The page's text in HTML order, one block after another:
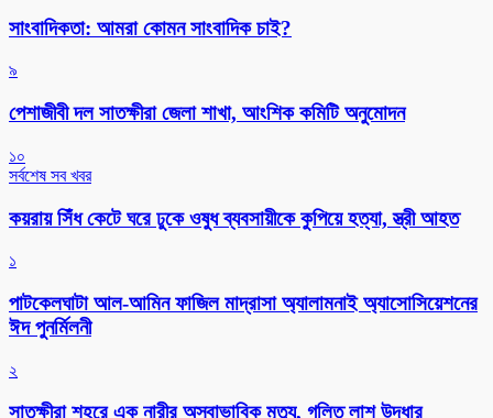
সাংবাদিকতা: আমরা কোমন সাংবাদিক চাই?
৯
পেশাজীবী দল সাতক্ষীরা জেলা শাখা, আংশিক কমিটি অনুমোদন
১০
সর্বশেষ সব খবর
কয়রায় সিঁধ কেটে ঘরে ঢুকে ওষুধ ব্যবসায়ীকে কুপিয়ে হত্যা, স্ত্রী আহত
১
পাটকেলঘাটা আল-আমিন ফাজিল মাদ্রাসা অ্যালামনাই অ্যাসোসিয়েশনের
ঈদ পুনর্মিলনী
২
সাতক্ষীরা শহরে এক নারীর অস্বাভাবিক মৃত্যু, গলিত লাশ উদ্ধার